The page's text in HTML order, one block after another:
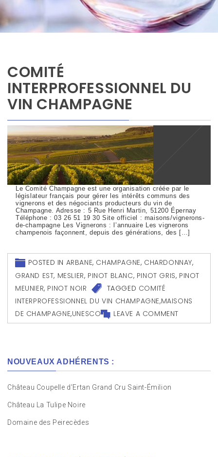
COMITÉ
INTERPROFESSIONNEL DU
VIN CHAMPAGNE
Le Comité Champagne est une organisation créée par le
législateur français pour gérer les intérêts communs des
vignerons et des négociants producteurs du vin de
Champagne. Adresse : 5 Rue Henri Martin, 51200 Épernay
Téléphone : 03 26 51 19 30 Site officiel : maisons/vignerons-
de-champagne Les Vignerons : l’annuaire Les vignerons
champenois façonnent, depuis des générations, des […]
POSTED IN ARBANE, CHAMPAGNE, CHARDONNAY,
GRAND EST, MESLIER, PINOT BLANC, PINOT GRIS, PINOT
MEUNIER, PINOT NOIR TAGGED COMITÉ
INTERPROFESSIONNEL DU VIN CHAMPAGNE,MAISONS
DE CHAMPAGNE,UNESCO LEAVE A COMMENT
NOUVEAUX ADHÉRENTS :
Château Coupelle d’Ertan Grand Cru Saint-Émilion
Château La Tulipe Noire
Domaine des Peirecèdes